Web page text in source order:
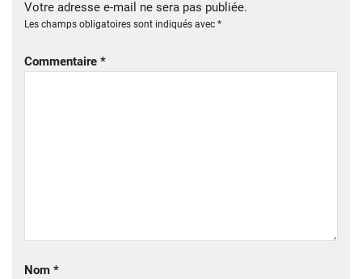
Votre adresse e-mail ne sera pas publiée.
Les champs obligatoires sont indiqués avec *
Commentaire *
Nom *